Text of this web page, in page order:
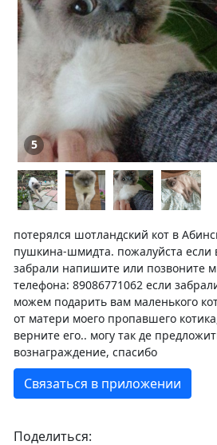
5
потерялся шотландский кот в
пушкина-шмидта. пожалуйста если
забрали напишите или позвоните
телефона: 89086771062 если
можем подарить вам маленького
от матери моего пропавшего
верните его.. могу так де
вознаграждение, спасибо
Связаться в приложении
Поделиться: